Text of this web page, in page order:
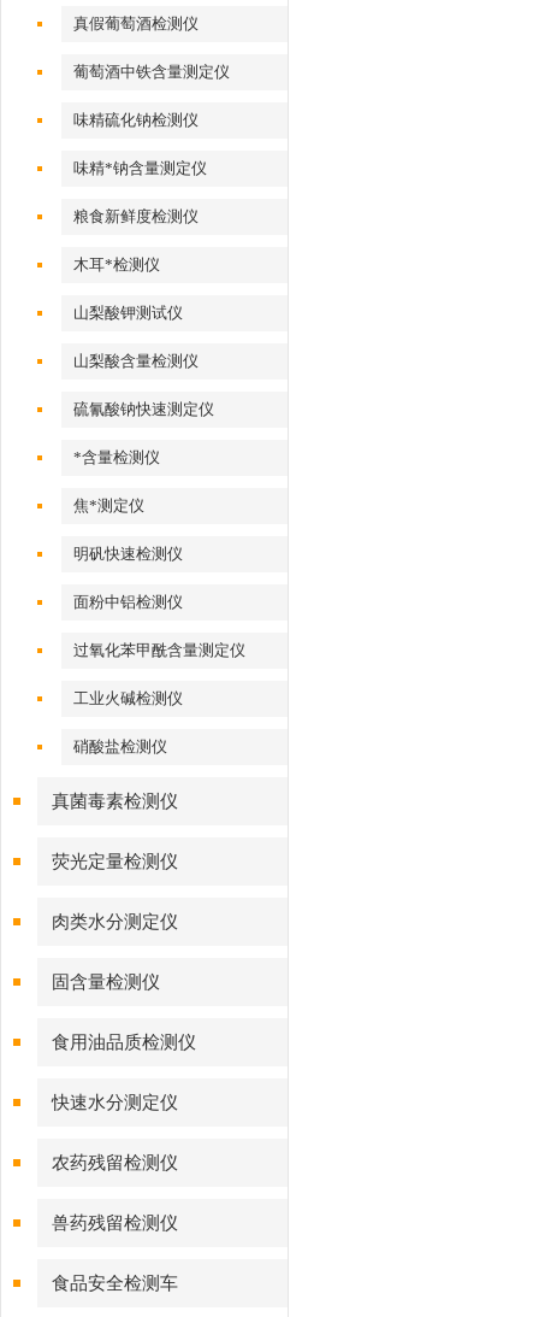
真假葡萄酒检测仪
葡萄酒中铁含量测定仪
味精硫化钠检测仪
味精*钠含量测定仪
粮食新鲜度检测仪
木耳*检测仪
山梨酸钾测试仪
山梨酸含量检测仪
硫氰酸钠快速测定仪
*含量检测仪
焦*测定仪
明矾快速检测仪
面粉中铝检测仪
过氧化苯甲酰含量测定仪
工业火碱检测仪
硝酸盐检测仪
真菌毒素检测仪
荧光定量检测仪
肉类水分测定仪
固含量检测仪
食用油品质检测仪
快速水分测定仪
农药残留检测仪
兽药残留检测仪
食品安全检测车